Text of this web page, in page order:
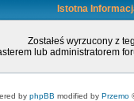
Istotna
Zostałeś wyrzucony z
lub administratorem
by phpBB modified by Przemo